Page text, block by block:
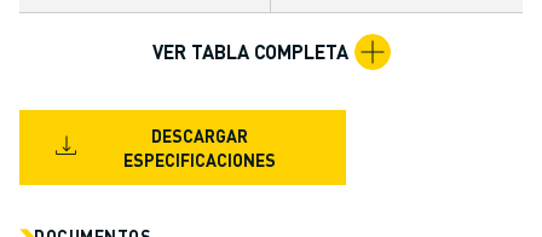
MANIPULACIÓN DE MATERIALES
SOLDADURA POR PUNTOS
INSPECCIÓN VISUAL
CORTE POR HILO EDM
VER TABLA COMPLETA
DESCARGAR
ESPECIFICACIONES